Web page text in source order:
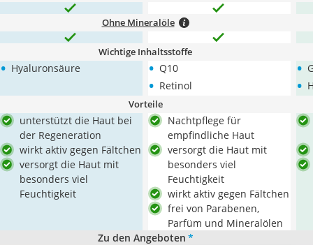
Ohne Mineralöle
Wichtige Inhaltsstoffe
• Hyaluronsäure • Q10
• Retinol
•
•
Vorteile
unterstützt die Haut bei
der Regeneration
wirkt aktiv gegen Fältchen
versorgt die Haut mit
besonders viel
Feuchtigkeit
Nachtpflege für
empfindliche Haut
versorgt die Haut mit
besonders viel
Feuchtigkeit
wirkt aktiv gegen Fältchen
frei von Parabenen,
Parfüm und Mineralölen
Zu den Angeboten *